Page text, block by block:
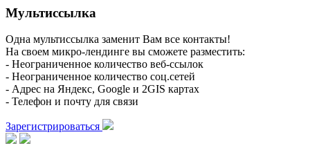
Мультиссылка
Одна мультиссылка заменит Вам все контакты!
На своем микро-лендинге вы сможете разместить:
- Неограниченное количество веб-ссылок
- Неограниченное количество соц.сетей
- Адрес на Яндекс, Google и 2GIS картах
- Телефон и почту для связи
Зарегистрироваться